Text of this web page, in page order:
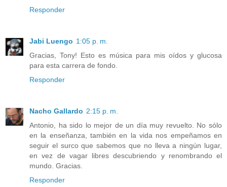
Responder
Jabi Luengo 1:05 p. m.
Gracias, Tony! Esto es música para mis oídos y glucosa
para esta carrera de fondo.
Responder
Nacho Gallardo 2:15 p. m.
Antonio, ha sido lo mejor de un día muy revuelto. No sólo
en la enseñanza, también en la vida nos empeñamos en
seguir el surco que sabemos que no lleva a ningún lugar,
en vez de vagar libres descubriendo y renombrando el
mundo. Gracias.
Responder